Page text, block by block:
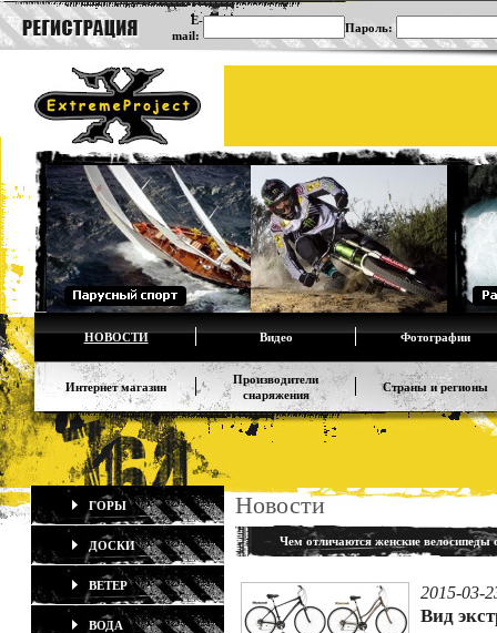
E-
mail:
Пароль:
НОВОСТИ Видео Фотографии
Интернет магазин
Производители
снаряжения
Страны и регионы
ГОРЫ
ДОСКИ
ВЕТЕР
ВОДА
Новости
Чем отличаются женские велосипеды
2015-03-
Вид